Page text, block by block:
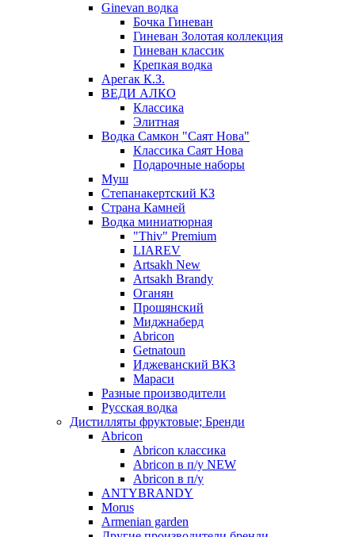
Ginevan водка
Бочка Гиневан
Гиневан Золотая коллекция
Гиневан классик
Крепкая водка
Арегак К.З.
ВЕДИ АЛКО
Классика
Элитная
Водка Самкон "Саят Нова"
Классика Саят Нова
Подарочные наборы
Муш
Степанакертский КЗ
Страна Камней
Водка миниатюрная
"Thiv" Premium
LIAREV
Artsakh New
Artsakh Brandy
Оганян
Прошянский
Миджнаберд
Abricon
Getnatoun
Иджеванский ВКЗ
Мараси
Разные производители
Русская водка
Дистилляты фруктовые; Бренди
Abricon
Abricon классика
Abricon в п/у NEW
Abricon в п/у
ANTYBRANDY
Morus
Armenian garden